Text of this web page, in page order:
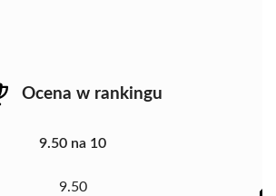
Ocena w rankingu
9.50 na 10
9.50